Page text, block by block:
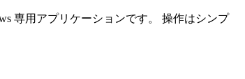
専用アプリケーションです。 操作はシンプ